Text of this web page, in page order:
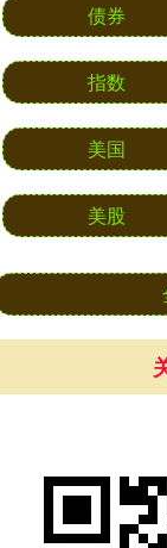
债券
指数
美国
美股